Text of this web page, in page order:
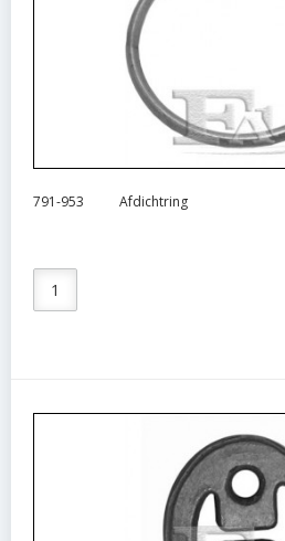
791-953 Afdichtring